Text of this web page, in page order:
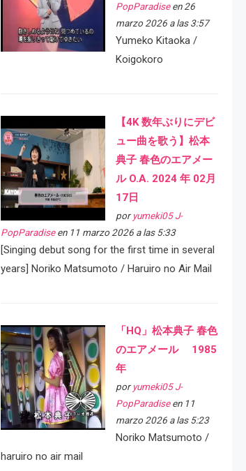
PopParadiseen 26
marzo 2026 a las 3:57
Yumeko Kitaoka /
Koigokoro
【4K 数年ぶりにデビ
ュー曲を歌う】松本
典子 春色のエアメー
ル O.A. 2024 年 02月
17日
por yumeki05 J-
PopParadiseen 11 marzo 2026 a las 5:33
[Singing debut song for the first time in several
years] Noriko Matsumoto / Haruiro no Air Mail
「HQ」松本典子 春色
のエアメール 1985
年
por yumeki05 J-
PopParadiseen 11
marzo 2026 a las 5:23
Noriko Matsumoto /
haruiro no air mail